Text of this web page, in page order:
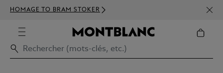
HOMAGE TO BRAM STOKER
350€